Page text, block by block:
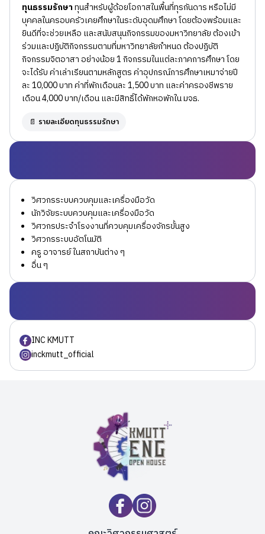
ทุนธรรมรักษาทุนสำหรับผู้ด้อยโอกาสในพื้นที่ทุรกันดาร หรือไม่มี
บุคคลในครอบครัวเคยศึกษาในระดับอุดมศึกษา โดยต้องพร้อมและ
ยินดีที่จะช่วยเหลือ และสนับสนุนกิจกรรมของมหาวิทยาลัย ต้องเข้า
ร่วมและปฏิบัติกิจกรรมตามที่มหาวิทยาลัยกำหนด ต้องปฏิบัติ
กิจกรรมจิตอาสา อย่างน้อย 1 กิจกรรมในแต่ละภาคการศึกษา โดย
จะได้รับ ค่าเล่าเรียนตามหลักสูตร ค่าอุปกรณ์การศึกษาเหมาจ่ายปี
ละ 10,000 บาท ค่าที่พักเดือนละ 1,500 บาท และค่าครองชีพราย
เดือน 4,000 บาท/เดือน และมีสิทธิ์ได้พักหอพักใน มจธ.
📄 รายละเอียดทุนธรรมรักษา
วิศวกรระบบควบคุมและเครื่องมือวัด
นักวิจัยระบบควบคุมและเครื่องมือวัด
วิศวกรประจำโรงงานที่ควบคุมเครื่องจักรขั้นสูง
วิศวกรระบบอัตโนมัติ
ครู อาจารย์ ในสถาบันต่าง ๆ
อื่น ๆ
INC KMUTT
inckmutt_official